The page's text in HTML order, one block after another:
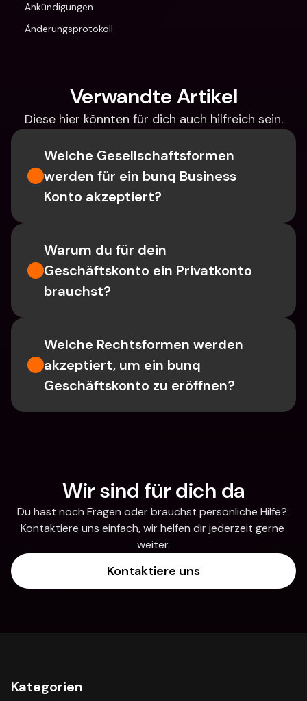
Ankündigungen
Änderungsprotokoll
Verwandte Artikel
Diese hier könnten für dich auch hilfreich sein.
Welche Gesellschaftsformen
werden für ein bunq Business
Konto akzeptiert?
Warum du für dein
Geschäftskonto ein Privatkonto
brauchst?
Welche Rechtsformen werden
akzeptiert, um ein bunq
Geschäftskonto zu eröffnen?
Wir sind für dich da
Du hast noch Fragen oder brauchst persönliche Hilfe?
Kontaktiere uns einfach, wir helfen dir jederzeit gerne
weiter.
Kontaktiere uns
Kategorien